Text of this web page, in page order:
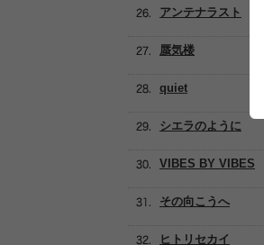
アンテナラスト
蜃気楼
quiet
シエラのように
VIBES BY VIBES
その向こうへ
ヒトリセカイ